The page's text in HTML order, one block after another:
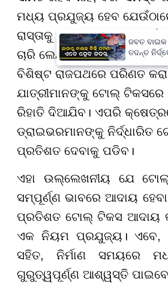
ମଧ୍ୟ ପ୍ରଯୁଜ୍ୟ ହେବ
ରାସ୍ତାକୁ ଚାରି ଲେନରେ
ଚାରି ଲେନ୍ ବିଶିଷ୍ଟ ରାଜପଥକୁ
ବିଶିଷ୍ଟ ରାଜପଥରେ ପରିଣତ
ଯାତ୍ରୀମାନଙ୍କୁ ଟୋଲ୍
ରିହାତି ଦିଆଯିବ। ଏପରି
ଡ୍ରାଇଭରମାନଙ୍କୁ ନିର୍ଦ୍ଧାରିତ
ପ୍ରତିଶତ ଦେବାକୁ ପଡିବ।
ଏହା ଉଲ୍ଲେଖନୀୟ ଯେ
ସମ୍ପୂର୍ଣ୍ଣ ଭାବରେ ଆଦାୟ
ପ୍ରତିଶତ ଟୋଲ୍ ଟିକସ ଆଦାୟ
ଏକ ନିୟମ ପ୍ରଯୁଜ୍ୟ। ଏବେ,
ସହିତ, ନିର୍ମାଣ ସମୟରେ
ଗୁରୁତ୍ୱପୂର୍ଣ୍ଣ ଆଶ୍ୱସ୍ତି
ଜବତ ବାଇକ
ତଦନ୍ତ